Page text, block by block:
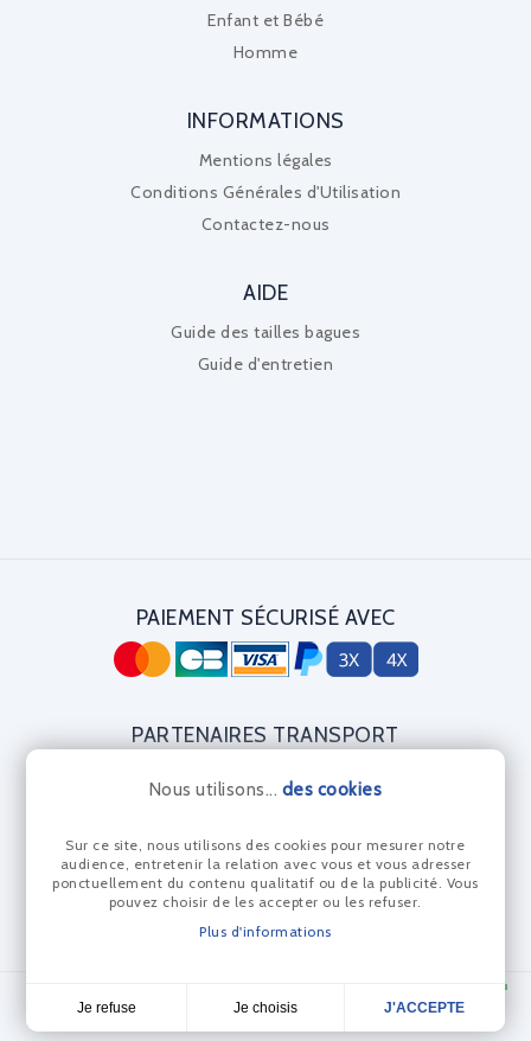
4,7
Enfant et Bébé
Homme
INFORMATIONS
Mentions légales
Conditions Générales d'Utilisation
Contactez-nous
AIDE
Guide des tailles bagues
Guide d'entretien
Nous utilisons... des cookies
Sur ce site, nous utilisons des cookies pour mesurer notre
audience, entretenir la relation avec vous et vous adresser
ponctuellement du contenu qualitatif ou de la publicité. Vous
pouvez choisir de les accepter ou les refuser.
Plus d'informations
Je refuse Je choisis J'ACCEPTE
PAIEMENT SÉCURISÉ AVEC
PARTENAIRES TRANSPORT
CERTIFICAT DIAMANT
© Les Anneaux Bleus 2024 - Réalisation Dream me up